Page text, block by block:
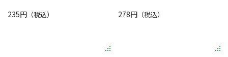
235円 （税込） 278円（税込）